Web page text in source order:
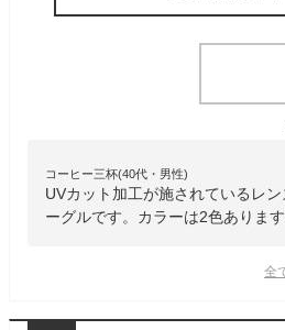
コーヒー三杯(40代・男性)
UVカット加工が施されているレ
ーグルです。カラーは2色あります
全